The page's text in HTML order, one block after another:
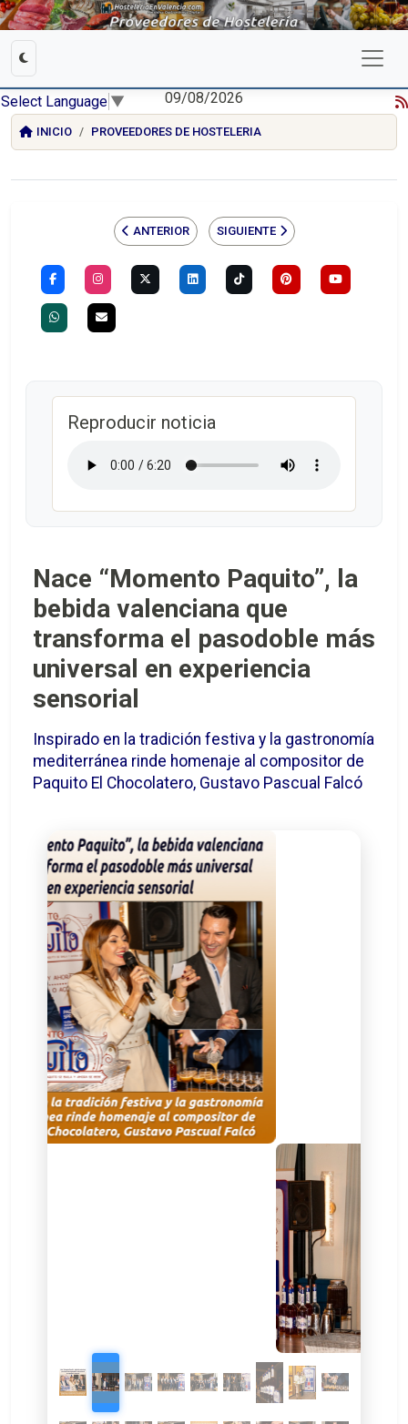
Select Language ▼ 09/08/2026
INICIO PROVEEDORES DE HOSTELERIA
ANTERIOR SIGUIENTE
Reproducir noticia
Nace “Momento Paquito”, la
bebida valenciana que
transforma el pasodoble más
universal en experiencia
sensorial
Inspirado en la tradición festiva y la gastronomía
mediterránea rinde homenaje al compositor de
Paquito El Chocolatero, Gustavo Pascual Falcó
La cultura, la música y el sabor se
dieron la mano ayer jueves con el
lanzamiento oficial deMomento
, una bebida artesana de cacao
y raíz de naranjo de 18º fabricada con
una base vínica e ingredientes de
proximidad. Momento Paquito